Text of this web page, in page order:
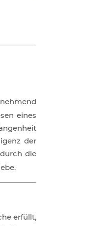
eines
der
die
erfüllt,